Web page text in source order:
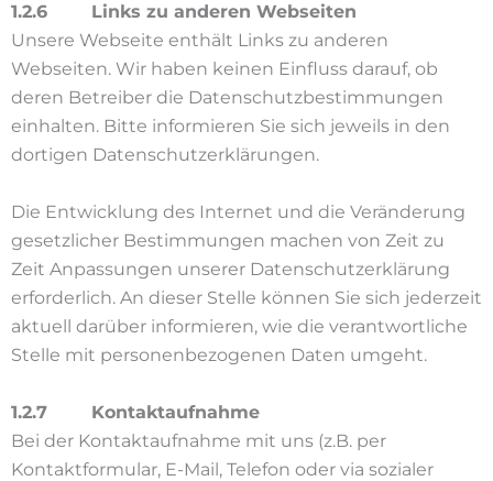
1.2.6 Links zu anderen Webseiten
Unsere Webseite enthält Links zu anderen
Webseiten. Wir haben keinen Einfluss darauf, ob
deren Betreiber die Datenschutzbestimmungen
einhalten. Bitte informieren Sie sich jeweils in den
dortigen Datenschutzerklärungen.
Die Entwicklung des Internet und die Veränderung
gesetzlicher Bestimmungen machen von Zeit zu
Zeit Anpassungen unserer Datenschutzerklärung
erforderlich. An dieser Stelle können Sie sich jederzeit
aktuell darüber informieren, wie die verantwortliche
Stelle mit personenbezogenen Daten umgeht.
1.2.7 Kontaktaufnahme
Bei der Kontaktaufnahme mit uns (z.B. per
Kontaktformular, E-Mail, Telefon oder via sozialer